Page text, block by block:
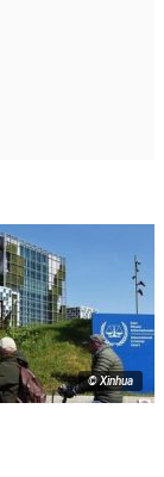
© Xinhua